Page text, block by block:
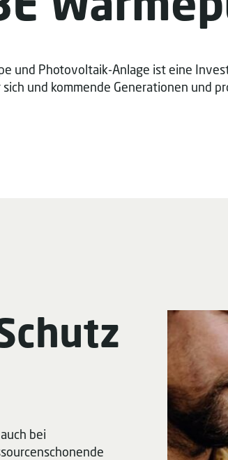
und Photovoltaik-Anlage ist eine
und kommende Generationen und
bei